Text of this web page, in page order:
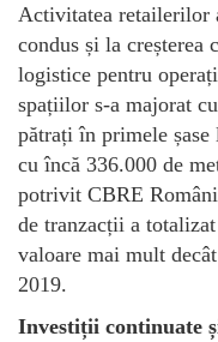
Activitatea retailerilor
condus și la creșterea
logistice pentru
spațiilor s-a majorat
pătrați în primele
cu încă 336.000 de
potrivit CBRE
de tranzacții a
valoare mai mult
2019.
Investiții continuate